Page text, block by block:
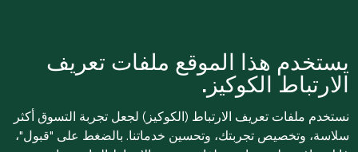
يستخدم هذا الموقع ملفات تعريف
الارتباط الكوكيز.
نستخدم ملفات تعريف الارتباط (الكوكيز) لجعل تجربة التسوق أكثر
سلاسة، وتخصيص تجربتك، وتحسين خدماتنا. بالضغط على "قبول"،